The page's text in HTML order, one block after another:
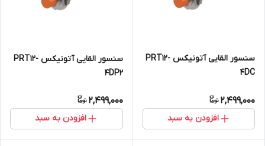
سنسور القایی آتونیکس PRT12-
4DC
2,499,000
افزودن به سبد
سنسور القایی آتونیکس PRT12-
4DP2
2,499,000
افزودن به سبد